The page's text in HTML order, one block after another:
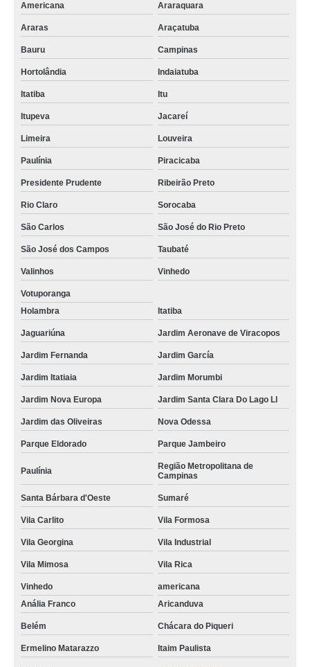
Americana
Araraquara
Araras Araçatuba
Bauru Campinas
Hortolândia Indaiatuba
Itatiba Itu
Itupeva Jacareí
Limeira Louveira
Paulínia Piracicaba
Presidente Prudente Ribeirão Preto
Rio Claro Sorocaba
São Carlos São José do Rio Preto
São José dos Campos Taubaté
Valinhos Vinhedo
Votuporanga
Holambra
Itatiba
Jaguariúna Jardim Aeronave de Viracopos
Jardim Fernanda Jardim García
Jardim Itatiaia Jardim Morumbi
Jardim Nova Europa Jardim Santa Clara Do Lago Ll
Jardim das Oliveiras Nova Odessa
Parque Eldorado Parque Jambeiro
Paulínia
Região Metropolitana de
Campinas
Santa Bárbara d'Oeste Sumaré
Vila Carlito Vila Formosa
Vila Georgina Vila Industrial
Vila Mimosa Vila Rica
Vinhedo
americana
Anália Franco
Aricanduva
Belém Chácara do Piqueri
Ermelino Matarazzo Itaim Paulista